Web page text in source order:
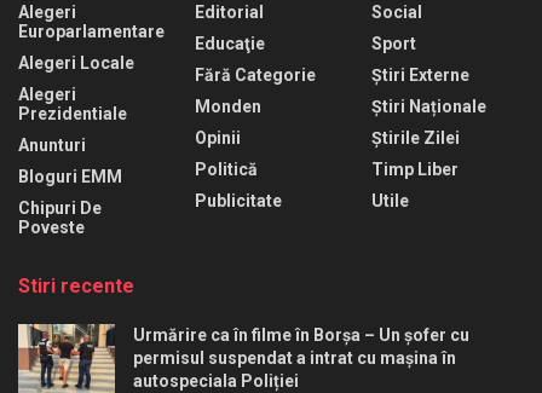
Alegeri
Europarlamentare
Alegeri Locale
Alegeri
Prezidentiale
Anunturi
Bloguri EMM
Chipuri De
Poveste
Editorial
Educaţie
Fără Categorie
Monden
Opinii
Politică
Publicitate
Social
Sport
Știri Externe
Știri Naționale
Știrile Zilei
Timp Liber
Utile
Stiri recente
Urmărire ca în filme în Borșa – Un șofer cu
permisul suspendat a intrat cu mașina în
autospeciala Poliției